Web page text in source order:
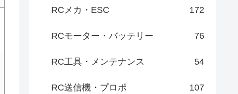
RCメカ・ESC 172
RCモーター・バッテリー 76
RC工具・メンテナンス 54
RC送信機・プロポ 107